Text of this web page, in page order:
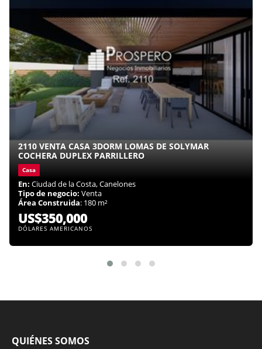
2110 VENTA CASA 3DORM LOMAS DE SOLYMAR
COCHERA DUPLEX PARRILLERO
Casa
En: Ciudad de la Costa, Canelones
Tipo de negocio: Venta
Área Construida: 180 m²
US$350,000
DÓLARES AMERICANOS
QUIÉNES SOMOS